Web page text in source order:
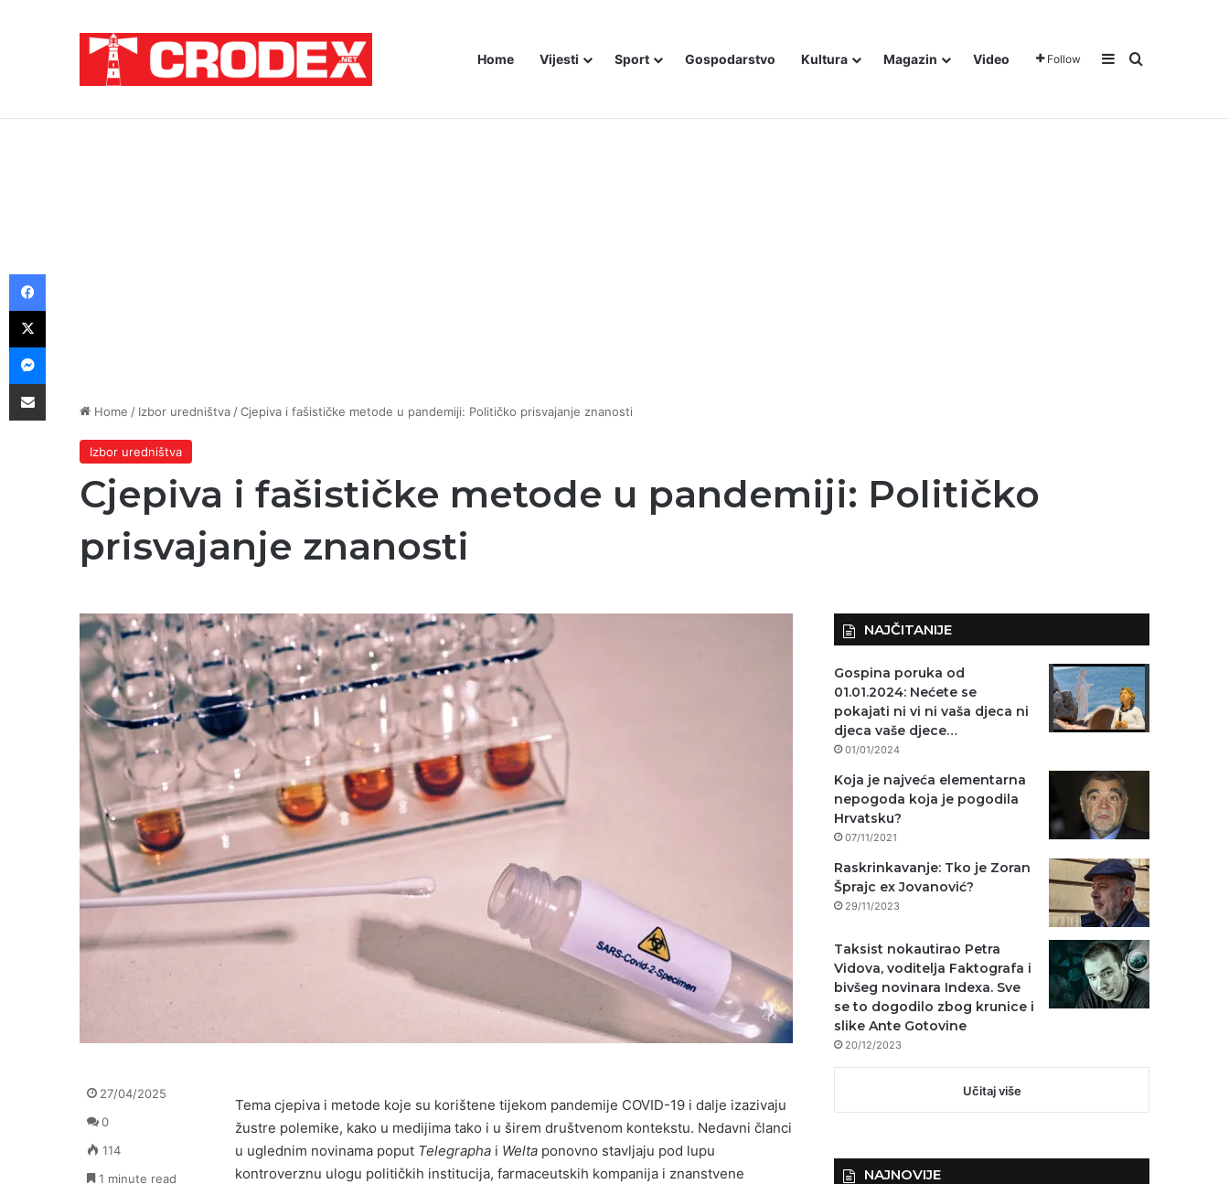
Home Vijesti Sport Gospodarstvo Kultura Magazin Video Follow Sidebar
Traži
Breaking News TRI DESETLJEĆA KRIKOVA OČAJNIKA
Home / Izbor uredništva /Cjepiva i fašističke metode u pandemiji: Političko prisvajanje znanosti
Izbor uredništva
Cjepiva i fašističke metode u pandemiji: Političko
prisvajanje znanosti
Tema cjepiva i metode koje su korištene tijekom pandemije COVID-19 i dalje izazivaju
žustre polemike, kako u medijima tako i u širem društvenom kontekstu. Nedavni članci
u uglednim novinama poput Telegrapha i Welta ponovno stavljaju pod lupu
kontroverznu ulogu političkih institucija, farmaceutskih kompanija i znanstvene
27/04/2025
0
114
1 minute read
NAJČITANIJE
Gospina poruka od
01.01.2024: Nećete se
pokajati ni vi ni vaša djeca ni
djeca vaše djece…
01/01/2024
Koja je najveća elementarna
nepogoda koja je pogodila
Hrvatsku?
07/11/2021
Raskrinkavanje: Tko je Zoran
Šprajc ex Jovanović?
29/11/2023
Taksist nokautirao Petra
Vidova, voditelja Faktografa i
bivšeg novinara Indexa. Sve
se to dogodilo zbog krunice i
slike Ante Gotovine
20/12/2023
Učitaj više
NAJNOVIJE
Facebook
X
Messenger
Podijeli putem E-maila